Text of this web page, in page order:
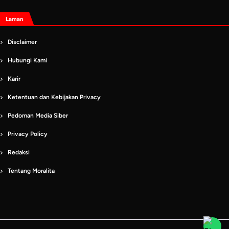
Laman
Disclaimer
Hubungi Kami
Karir
Ketentuan dan Kebijakan Privacy
Pedoman Media Siber
Privacy Policy
Redaksi
Tentang Moralita